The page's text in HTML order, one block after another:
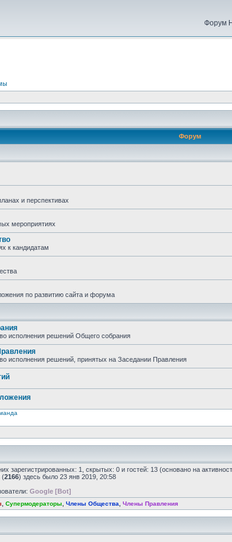
Форум
Форум
и перспективах
мероприятиях
к кандидатам
по развитию сайта и форума
исполнения решений Общего собрания
исполнения решений, принятых на Заседании Правления
них зарегистрированных: 1, скрытых: 0 и гостей: 13 (основано на
(2166) здесь было 23 янв 2019, 20:58
Google [Bot]
Супермодераторы Члены Общества Члены Правления